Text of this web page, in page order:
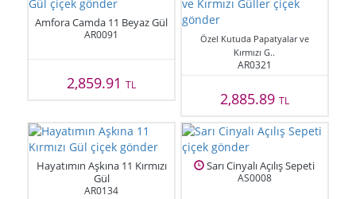
Amfora Camda 11 Beyaz Gül
AR0091
2,859.91TL
Özel Kutuda Papatyalar ve
Kırmızı G..
AR0321
2,885.89 TL
Hayatımın Aşkına 11 Kırmızı
Gül
AR0134
Sarı Cinyalı Açılış Sepeti
AS0008